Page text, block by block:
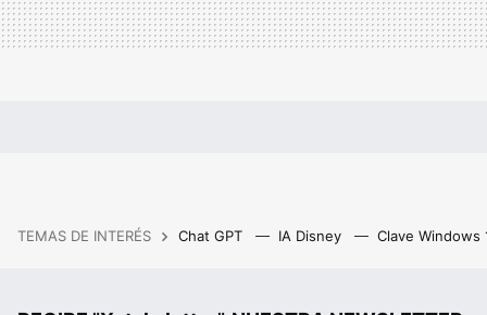
TEMAS DE INTERÉS Chat GPT IA Disney Clave Windows